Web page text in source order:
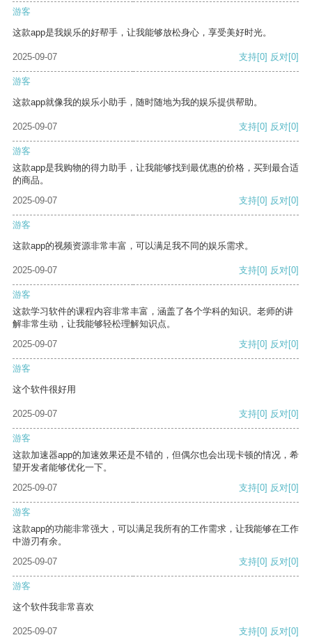
游客
这款app是我娱乐的好帮手，让我能够放松身心，享受美好时光。
2025-09-07 支持[0] 反对[0]
游客
这款app就像我的娱乐小助手，随时随地为我的娱乐提供帮助。
2025-09-07 支持[0] 反对[0]
游客
这款app是我购物的得力助手，让我能够找到最优惠的价格，买到最合适
的商品。
2025-09-07
支持[0] 反对[0]
游客
这款app的视频资源非常丰富，可以满足我不同的娱乐需求。
2025-09-07 支持[0] 反对[0]
游客
这款学习软件的课程内容非常丰富，涵盖了各个学科的知识。老师的讲
解非常生动，让我能够轻松理解知识点。
2025-09-07
支持[0] 反对[0]
游客
这个软件很好用
2025-09-07 支持[0] 反对[0]
游客
这款加速器app的加速效果还是不错的，但偶尔也会出现卡顿的情况，希
望开发者能够优化一下。
2025-09-07
支持[0] 反对[0]
游客
这款app的功能非常强大，可以满足我所有的工作需求，让我能够在工作
中游刃有余。
2025-09-07
支持[0] 反对[0]
游客
这个软件我非常喜欢
2025-09-07 支持[0] 反对[0]